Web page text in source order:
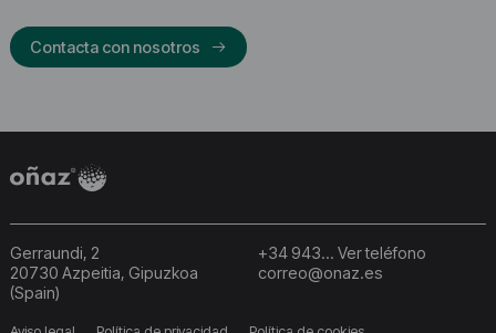
Contacta con nosotros
Gerraundi, 2
20730 Azpeitia, Gipuzkoa
(Spain)
+34 943... Ver teléfono
correo@onaz.es